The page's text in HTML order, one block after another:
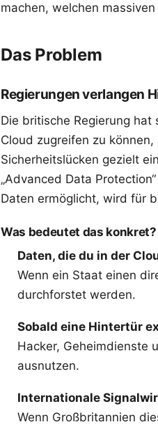
machen, welchen
Das Problem
Regierungen verlangen
Die britische Regierung
Cloud zugreifen zu
Sicherheitslücken gezielt
„Advanced Data
Daten ermöglicht, wird für
Was bedeutet das konkret?
Daten, die du in der
Wenn ein Staat einen
durchforstet werden.
Sobald eine Hintertür
Hacker, Geheimdienste
ausnutzen.
Internationale
Wenn Großbritannien